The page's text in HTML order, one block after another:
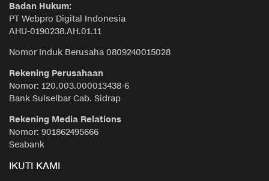
Badan Hukum:
PT Webpro Digital Indonesia
AHU-0190238.AH.01.11
Nomor Induk Berusaha 0809240015028
Rekening Perusahaan
Nomor: 120.003.000013438-6
Bank Sulselbar Cab. Sidrap
Rekening Media Relations
Nomor: 901862495666
Seabank
IKUTI KAMI